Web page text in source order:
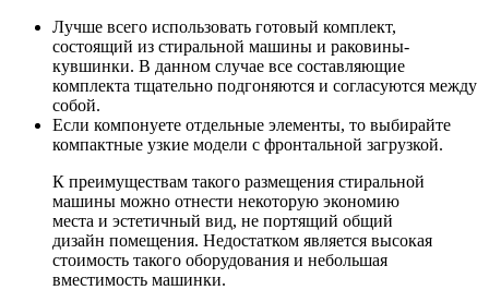
Лучше всего использовать готовый комплект,
состоящий из стиральной машины и раковины-
кувшинки. В данном случае все составляющие
комплекта тщательно подгоняются и согласуются между
собой.
Если компонуете отдельные элементы, то выбирайте
компактные узкие модели с фронтальной загрузкой.
К преимуществам такого размещения стиральной
машины можно отнести некоторую экономию
места и эстетичный вид, не портящий общий
дизайн помещения. Недостатком является высокая
стоимость такого оборудования и небольшая
вместимость машинки.